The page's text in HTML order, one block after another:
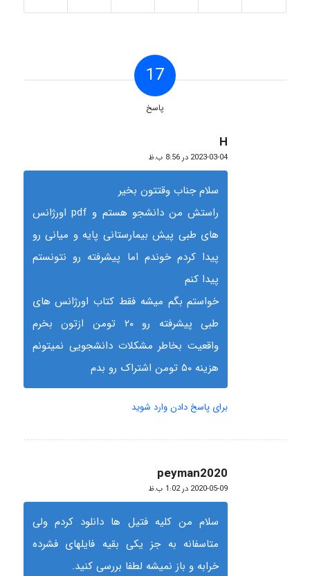
17
پاسخ
H
گفته:
2023-03-04 در 8:56 ب.ظ
سلام جناب وقتتون بخیر
راستش من دانشجو هستم و pdf اورژانس
های طبی پیش بیمارستانی پایه و میانی رو
پیدا کردم خوندم اما پیشرفته رو نتونستم
پیدا کنم
خواستم بگم میشه فقط کتاب اورژانس های
طبی پیشرفته رو ۲۰ تومن ازتون بخرم
واقعیت بخاطر مشکلات دانشجویی نمیتونم
هزینه ۵۰ تومن اشتراک رو بدم
برای پاسخ دادن وارد شوید
peyman2020
گفته:
2020-05-09 در 1:02 ب.ظ
سلام من کلیه فتیل ها دانلود کردم ولی
متاسفانه به جز یکی بقیه فایلهای فشرده
خرابه و باز نمیشه لطفا بررسی کنید.